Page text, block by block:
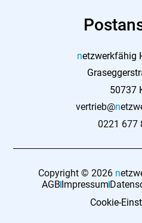
netzwerkfähig
50737
vertrieb@n
0221 677
Copyright © 2026 n
AGB Impressum
Cookie-